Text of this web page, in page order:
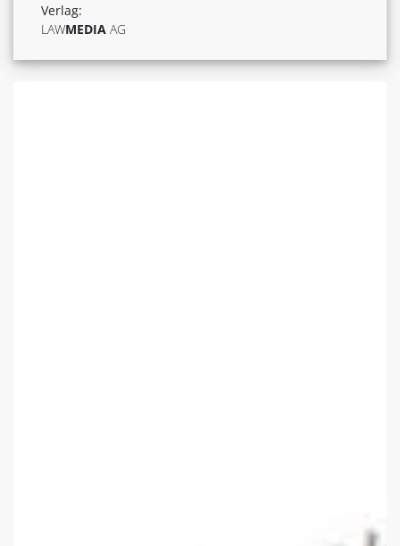
Verlag:
LAWMEDIA AG